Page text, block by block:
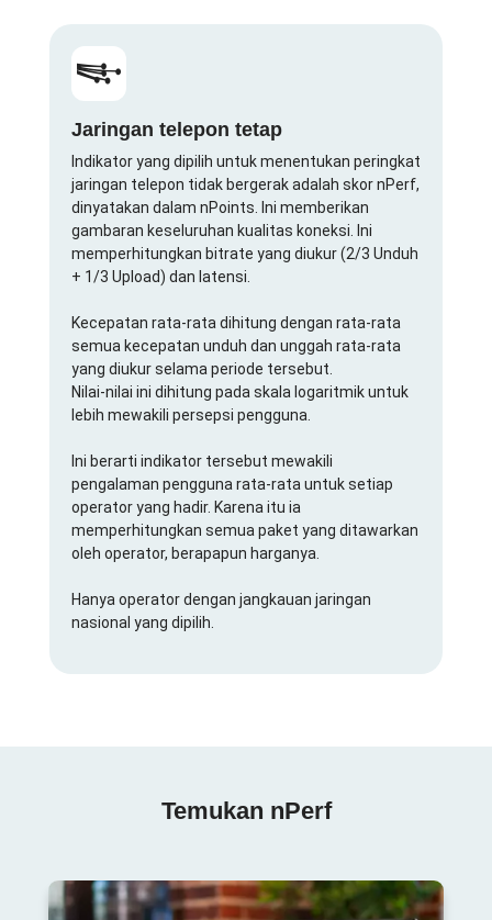
Jaringan telepon tetap
Indikator yang dipilih untuk menentukan peringkat
jaringan telepon tidak bergerak adalah skor nPerf,
dinyatakan dalam nPoints. Ini memberikan
gambaran keseluruhan kualitas koneksi. Ini
memperhitungkan bitrate yang diukur (2/3 Unduh
+ 1/3 Upload) dan latensi.
Kecepatan rata-rata dihitung dengan rata-rata
semua kecepatan unduh dan unggah rata-rata
yang diukur selama periode tersebut.
Nilai-nilai ini dihitung pada skala logaritmik untuk
lebih mewakili persepsi pengguna.
Ini berarti indikator tersebut mewakili
pengalaman pengguna rata-rata untuk setiap
operator yang hadir. Karena itu ia
memperhitungkan semua paket yang ditawarkan
oleh operator, berapapun harganya.
Hanya operator dengan jangkauan jaringan
nasional yang dipilih.
Temukan nPerf